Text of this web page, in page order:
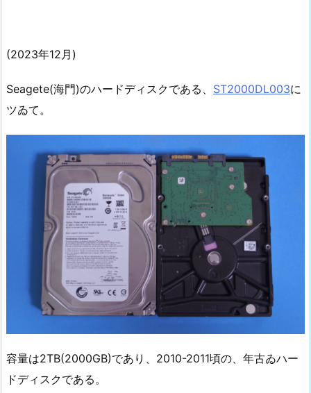
(2023年12月)
Seagete(海門)のハードディスクである、 ST2000DL003に
ツゐて。
容量は2TB(2000GB)であり、2010-2011頃の、年古ゐハー
ドディスクである。